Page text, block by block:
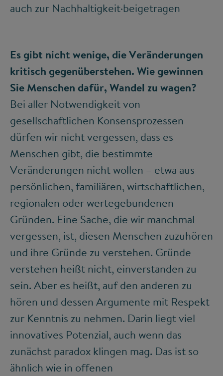
auch zur Nachhaltigkeit·beigetragen
Es gibt nicht wenige, die Veränderungen
kritisch gegenüberstehen. Wie gewinnen
Sie Menschen dafür, Wandel zu wagen?
Bei aller Notwendigkeit von
gesellschaftlichen Konsensprozessen
dürfen wir nicht vergessen, dass es
Menschen gibt, die bestimmte
Veränderungen nicht wollen – etwa aus
persönlichen, familiären, wirtschaftlichen,
regionalen oder wertegebundenen
Gründen. Eine Sache, die wir manchmal
vergessen, ist, diesen Menschen zuzuhören
und ihre Gründe zu verstehen. Gründe
verstehen heißt nicht, einverstanden zu
sein. Aber es heißt, auf den anderen zu
hören und dessen Argumente mit Respekt
zur Kenntnis zu nehmen. Darin liegt viel
innovatives Potenzial, auch wenn das
zunächst paradox klingen mag. Das ist so
ähnlich wie in offenen